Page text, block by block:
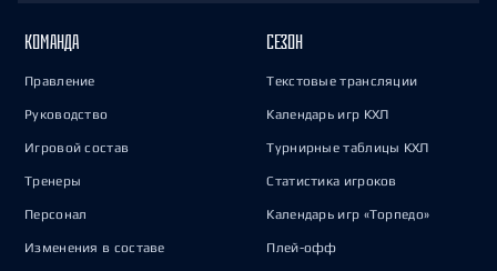
КОМАНДА
Правление
Руководство
Игровой состав
Тренеры
Персонал
Изменения в составе
СЕЗОН
Текстовые трансляции
Календарь игр КХЛ
Турнирные таблицы КХЛ
Статистика игроков
Календарь игр «Торпедо»
Плей-офф